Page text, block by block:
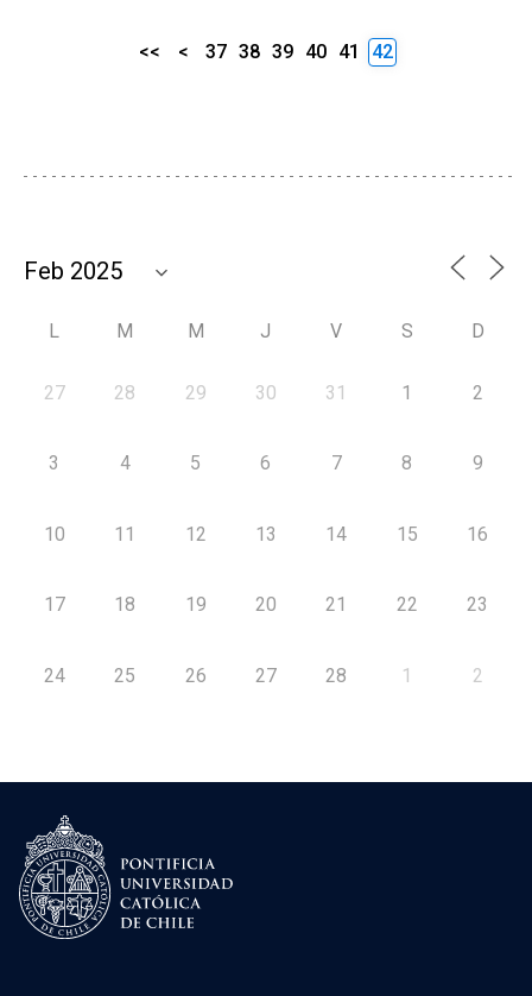
<< < 37 38 39 40 41 42
L M M J V S D
27 28 29 30 31 1 2
3 4 5 6 7 8 9
10 11 12 13 14 15 16
17 18 19 20 21 22 23
24 25 26 27 28 1 2